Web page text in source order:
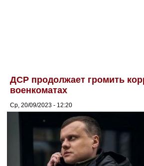
ДСР продолжает громить
военкоматах
Ср, 20/09/2023 - 12:20